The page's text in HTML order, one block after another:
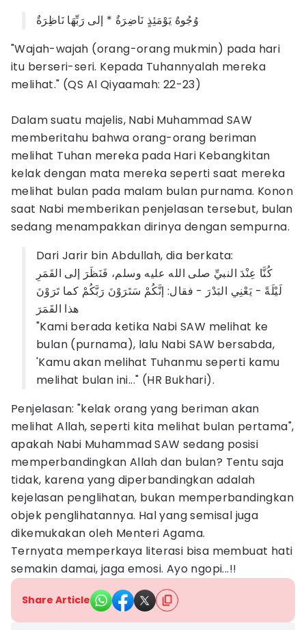
وُجُوهٌ يَوْمَئِذٍ نَاضِرَةٌ * إلى رَبِّهَا نَاظِرَةٌ
"Wajah-wajah (orang-orang mukmin) pada hari
itu berseri-seri. Kepada Tuhannyalah mereka
melihat." (QS Al Qiyaamah: 22-23)
Dalam suatu majelis, Nabi Muhammad SAW
memberitahu bahwa orang-orang beriman
melihat Tuhan mereka pada Hari Kebangkitan
kelak dengan mata mereka seperti saat mereka
melihat bulan pada malam bulan purnama. Konon
saat Nabi memberikan penjelasan tersebut, bulan
sedang menampakkan dirinya dengan sempurna.
Dari Jarir bin Abdullah, dia berkata:
كُنَّا عِنْدَ النبيِّ صلى الله عليه وسلم، فَنَظَرَ إلى القَمَرِ
لَيْلَةً - يَعْنِي البَدْرَ - فقال: إنَّكُمْ سَتَرَوْنَ رَبَّكُمْ كما تَرَوْنَ
هذا القَمَرَ
"Kami berada ketika Nabi SAW melihat ke
bulan (purnama), lalu Nabi SAW bersabda,
'Kamu akan melihat Tuhanmu seperti kamu
melihat bulan ini..." (HR Bukhari).
Penjelasan: "kelak orang yang beriman akan
melihat Allah, seperti kita melihat bulan pertama",
apakah Nabi Muhammad SAW sedang posisi
memperbandingkan Allah dan bulan? Tentu saja
tidak, karena yang diperbandingkan adalah
kejelasan penglihatan, bukan memperbandingkan
objek penglihatannya. Hal yang semisal juga
dikemukakan oleh Menteri Agama.
Ternyata memperkaya literasi bisa membuat hati
semakin damai, jaga emosi. Ayo ngopi...!!
Share Article